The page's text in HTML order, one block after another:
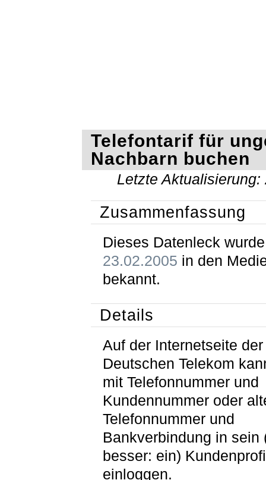
Telefontarif für
Nachbarn buchen
Letzte Aktualisierung:
Zusammenfassung
Dieses Datenleck
23.02.2005 in den
bekannt.
Details
Auf der Internetseite der
Deutschen Telekom
mit Telefonnummer und
Kundennummer oder
Telefonnummer und
Bankverbindung in sein
besser: ein)
einloggen.